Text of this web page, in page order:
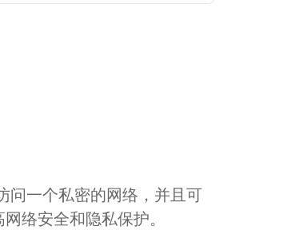
问一个私密的网络，并且可
络安全和隐私保护。